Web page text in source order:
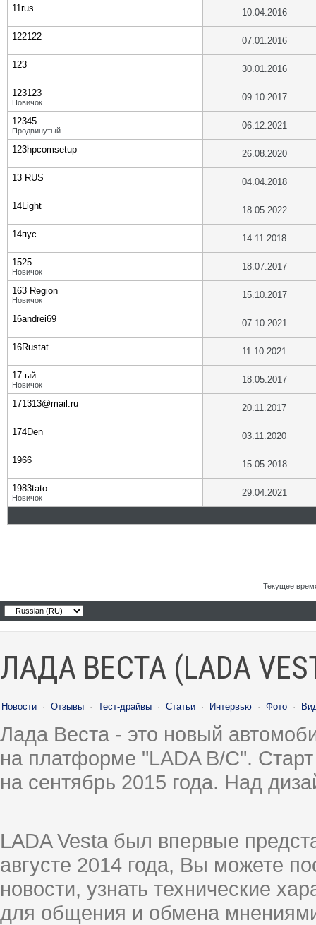
11rus 10.04.2016
122122 07.01.2016
123 30.01.2016
123123
Новичок 09.10.2017
12345
Продвинутый 06.12.2021
123hpcomsetup 26.08.2020
13 RUS 04.04.2018
14Light 18.05.2022
14пус 14.11.2018
1525
Новичок 18.07.2017
163 Region
Новичок 15.10.2017
16andrei69 07.10.2021
16Rustat 11.10.2021
17-ый
Новичок 18.05.2017
171313@mail.ru 20.11.2017
174Den 03.11.2020
1966 15.05.2018
1983tato
Новичок 29.04.2021
Текущее
ЛАДА ВЕСТА (LADA
Новости · Отзывы · Тест-драйвы · Статьи · Интервью · Фото ·
Лада Веста - это новый
на платформе "LADA B/C".
на сентябрь 2015 года. Над
LADA Vesta был впервые
августе 2014 года, Вы можете
новости, узнать технические
для общения и обмена